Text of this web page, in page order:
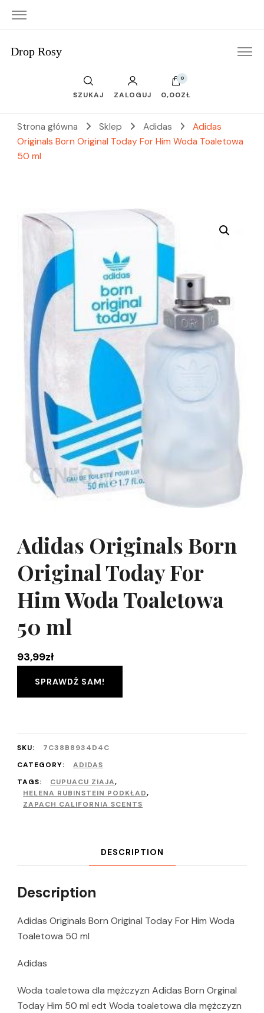
Drop Rosy
SZUKAJ ZALOGUJ
0
0,00ZŁ
Strona główna Sklep Adidas
Adidas
Originals Born Original Today For Him Woda Toaletowa
50 ml
Adidas Originals Born
Original Today For
Him Woda Toaletowa
50 ml
93,99zł
SPRAWDŹ SAM!
SKU:
7C38B8934D4C
CATEGORY:
ADIDAS
TAGS:
CUPUACU ZIAJA,
HELENA RUBINSTEIN PODKŁAD,
ZAPACH CALIFORNIA SCENTS
DESCRIPTION
Description
Adidas Originals Born Original Today For Him Woda
Toaletowa 50 ml
Adidas
Woda toaletowa dla mężczyzn Adidas Born Orginal
Today Him 50 ml edt Woda toaletowa dla mężczyzn